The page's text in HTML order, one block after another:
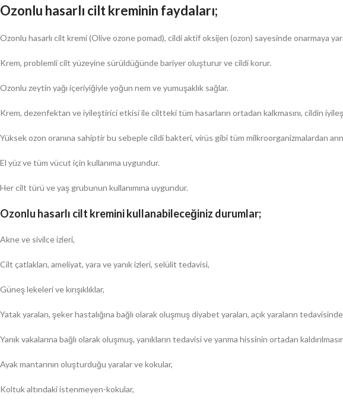
Ozonlu hasarlı cilt kreminin faydaları;
Ozonlu hasarlı cilt kremi (Olive ozone pomad), cildi aktif oksijen (ozon) sayesinde onarmaya
Krem, problemli cilt yüzeyine sürüldüğünde bariyer oluşturur ve cildi korur.
Ozonlu zeytin yağı içeriyiğiyle yoğun nem ve yumuşaklık sağlar.
Krem, dezenfektan ve iyileştirici etkisi ile ciltteki tüm hasarların ortadan kalkmasını, cildin
Yüksek ozon oranına sahiptir bu sebeple cildi bakteri, virüs gibi tüm milkroorganizmalardan
El yüz ve tüm vücut için kullanıma uygundur.
Her cilt türü ve yaş grubunun kullanımına uygundur.
Ozonlu hasarlı cilt kremini kullanabileceğiniz durumlar;
Akne ve sivilce izleri,
Cilt çatlakları, ameliyat, yara ve yanık izleri, selülit tedavisi,
Güneş lekeleri ve kırışıklıklar,
Yatak yaraları, şeker hastalığına bağlı olarak oluşmuş diyabet yaraları, açık yaraların
Yanık vakalarına bağlı olarak oluşmuş, yanıkların tedavisi ve yanma hissinin ortadan
Ayak mantarının oluşturduğu yaralar ve kokular,
Koltuk altındaki istenmeyen-kokular,